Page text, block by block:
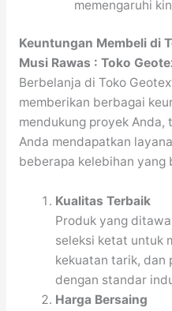
memengaruhi
Keuntungan Membeli di
Musi Rawas : Toko
Berbelanja di Toko
memberikan berbagai
mendukung proyek Anda,
Anda mendapatkan
beberapa kelebihan yang
Kualitas Terbaik
Produk yang
seleksi ketat untuk
kekuatan tarik, dan
dengan standar
Harga Bersaing